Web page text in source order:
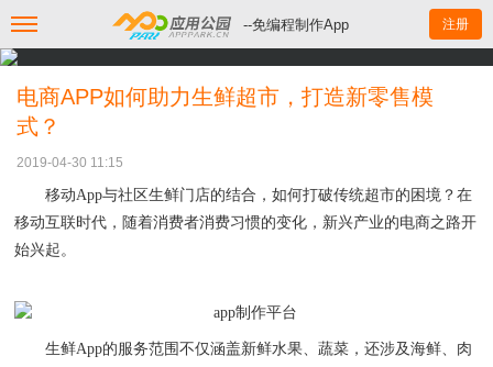
--免编程制作App 注册
电商APP如何助力生鲜超市，打造新零售模
式？
2019-04-30 11:15
移动App与社区生鲜门店的结合，如何打破传统超市的困境？在
移动互联时代，随着消费者消费习惯的变化，新兴产业的电商之路开
始兴起。
生鲜App的服务范围不仅涵盖新鲜水果、蔬菜，还涉及海鲜、肉